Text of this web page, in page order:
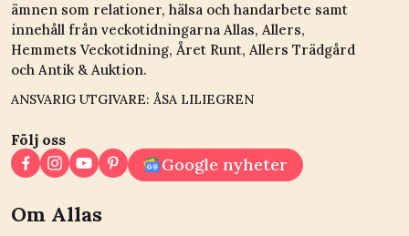
ämnen som relationer, hälsa och handarbete samt
innehåll från veckotidningarna Allas, Allers,
Hemmets Veckotidning, Året Runt, Allers Trädgård
och Antik & Auktion.
ANSVARIG UTGIVARE: ÅSA LILIEGREN
Följ oss
Google nyheter
Om Allas